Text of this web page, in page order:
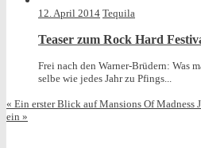
12. April 2014 Tequila
Teaser zum Rock Hard
Frei nach den Warner-Brüdern: Was
selbe wie jedes Jahr zu Pfings...
« Ein erster Blick auf Mansions Of Madness
ein »